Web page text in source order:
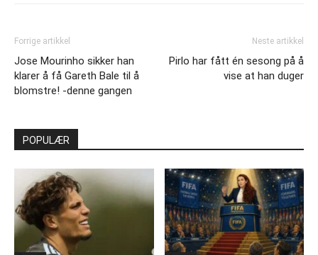
Forrige artikkel
Jose Mourinho sikker han
klarer å få Gareth Bale til å
blomstre! -denne gangen
Neste artikkel
Pirlo har fått én sesong på å
vise at han duger
POPULÆR